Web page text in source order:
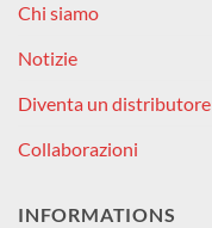
Chi siamo
Notizie
Diventa un distributore
Collaborazioni
INFORMATIONS